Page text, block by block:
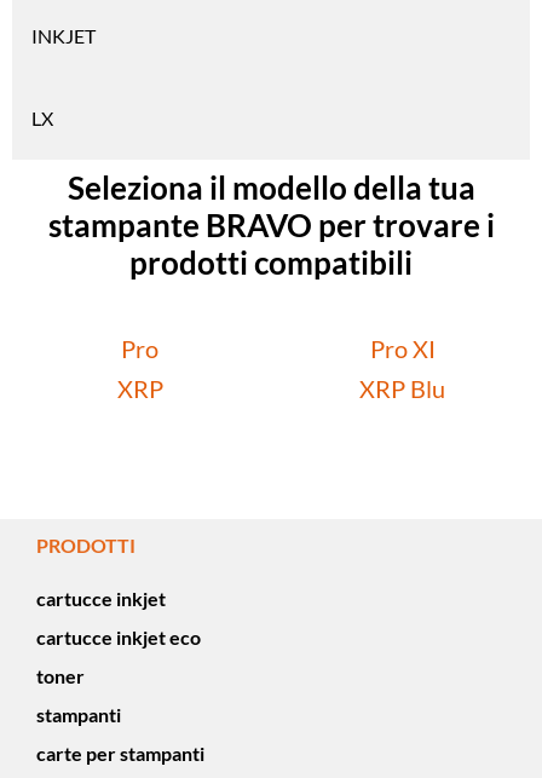
INKJET
LX
Seleziona il modello della tua
stampante BRAVO per trovare i
prodotti compatibili
Pro
Pro XI
XRP
XRP Blu
PRODOTTI
cartucce inkjet
cartucce inkjet eco
toner
stampanti
carte per stampanti